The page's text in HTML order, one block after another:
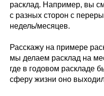
расклад. Например, вы
с разных сторон с
недель/месяцев.
Расскажу на примере
мы делаем расклад на
где в годовом раскладе
сферу жизни оно